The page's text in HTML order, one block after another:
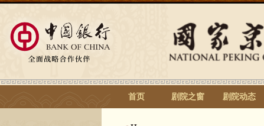
首页 剧院之窗 剧院动态